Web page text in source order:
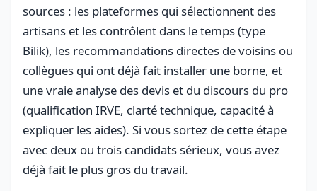
sources : les plateformes qui sélectionnent des
artisans et les contrôlent dans le temps (type
Bilik), les recommandations directes de voisins ou
collègues qui ont déjà fait installer une borne, et
une vraie analyse des devis et du discours du pro
(qualification IRVE, clarté technique, capacité à
expliquer les aides). Si vous sortez de cette étape
avec deux ou trois candidats sérieux, vous avez
déjà fait le plus gros du travail.